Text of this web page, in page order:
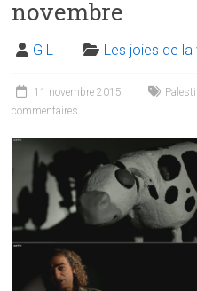
novembre
G L Les joies de la
11 novembre 2015
commentaires